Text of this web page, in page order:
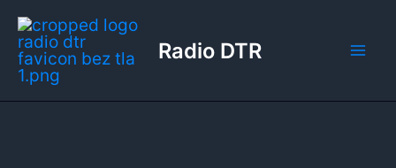
Przejdź
do
treści
Radio DTR